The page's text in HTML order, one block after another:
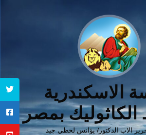
الاسكندرية
الكاثوليك بمصر
الاب الدكتور/ يؤانس لحظي جيد